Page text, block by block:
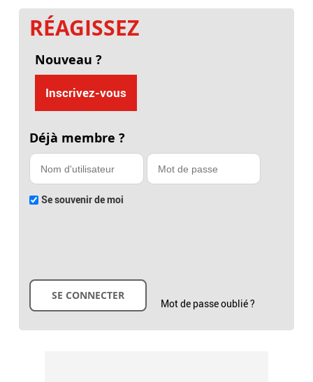
RÉAGISSEZ
Nouveau ?
Inscrivez-vous
Déjà membre ?
Se souvenir de moi
Mot de passe oublié ?